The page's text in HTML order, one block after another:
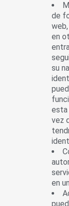
de
en
su
esta
vez
en